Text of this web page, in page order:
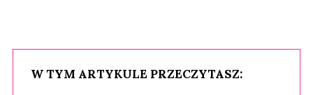
W TYM ARTYKULE PRZECZYTASZ: